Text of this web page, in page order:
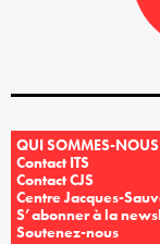
QUI SOMMES-
Contact ITS
Contact CJS
Centre Jacques-
S’abonner à la
Soutenez-nous